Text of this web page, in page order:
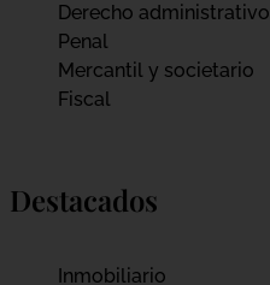
Derecho administrativo
Penal
Mercantil y societario
Fiscal
Destacados
Inmobiliario